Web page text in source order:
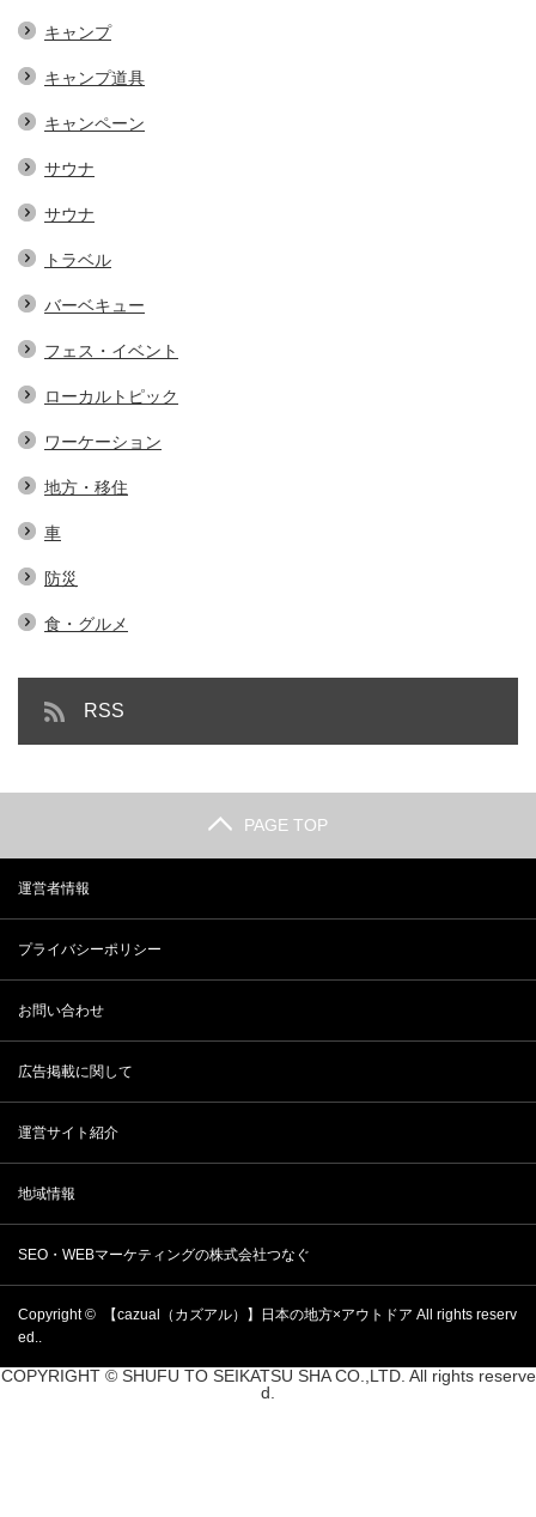
キャンプ
キャンプ道具
キャンペーン
サウナ
サウナ
トラベル
バーベキュー
フェス・イベント
ローカルトピック
ワーケーション
地方・移住
車
防災
食・グルメ
RSS
PAGE TOP
運営者情報
プライバシーポリシー
お問い合わせ
広告掲載に関して
運営サイト紹介
地域情報
SEO・WEBマーケティングの株式会社つなぐ
Copyright © 【cazual（カズアル）】日本の地方×アウトドア All rights reserv
ed..
COPYRIGHT © SHUFU TO SEIKATSU SHA CO.,LTD. All rights reserve
d.